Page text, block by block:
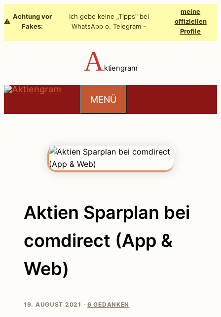
Inhalt
⚠️
Achtung vor
Fakes:
Ich gebe keine „Tipps" bei
WhatsApp o. Telegram -
meine
offiziellen
Profile
Aktiengram
MENÜ
Aktien Sparplan bei
comdirect (App &
Web)
19. AUGUST 2021 · 6 GEDANKEN